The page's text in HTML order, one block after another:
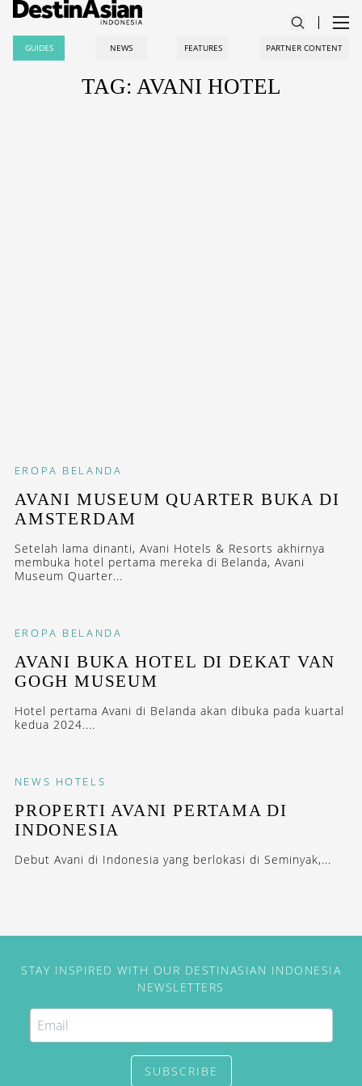
GUIDES NEWS FEATURES PARTNER CONTENT
TAG: AVANI HOTEL
EROPA BELANDA
AVANI MUSEUM QUARTER BUKA DI
AMSTERDAM
Setelah lama dinanti, Avani Hotels & Resorts akhirnya
membuka hotel pertama mereka di Belanda, Avani
Museum Quarter...
EROPA BELANDA
AVANI BUKA HOTEL DI DEKAT VAN
GOGH MUSEUM
Hotel pertama Avani di Belanda akan dibuka pada kuartal
kedua 2024....
NEWS HOTELS
PROPERTI AVANI PERTAMA DI
INDONESIA
Debut Avani di Indonesia yang berlokasi di Seminyak,...
STAY INSPIRED WITH OUR DESTINASIAN INDONESIA
NEWSLETTERS
SUBSCRIBE